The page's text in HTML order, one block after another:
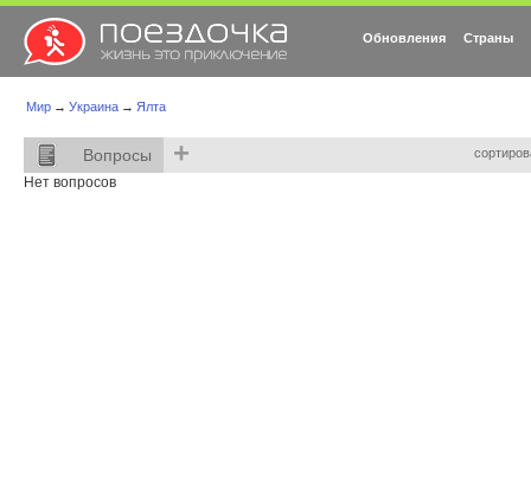
Обновления Страны
Мир → Украина → Ялта
Вопросы +
Нет вопросов